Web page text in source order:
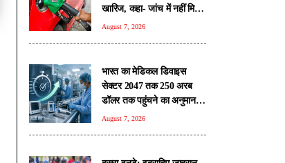
खारिज, कहा- जांच में नहीं मिली
कोई गड़बड़ी
August 7, 2026
भारत का मेडिकल डिवाइस
सेक्टर 2047 तक 250 अरब
डॉलर तक पहुंचने का अनुमान:
रिपोर्ट
August 7, 2026